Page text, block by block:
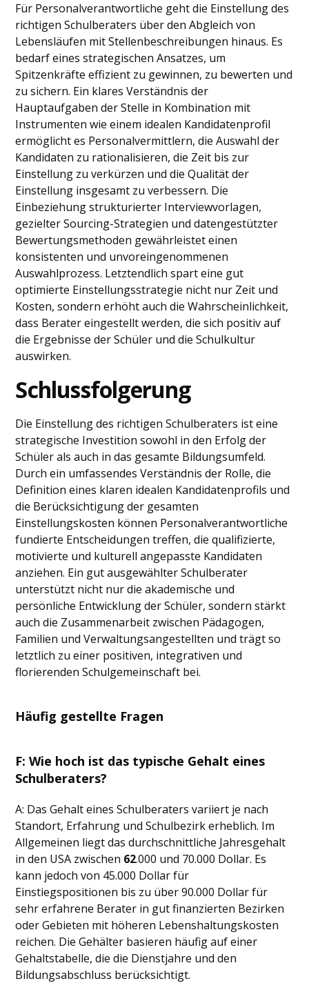
Für Personalverantwortliche geht die Einstellung des
richtigen Schulberaters über den Abgleich von
Lebensläufen mit Stellenbeschreibungen hinaus. Es
bedarf eines strategischen Ansatzes, um
Spitzenkräfte effizient zu gewinnen, zu bewerten und
zu sichern. Ein klares Verständnis der
Hauptaufgaben der Stelle in Kombination mit
Instrumenten wie einem idealen Kandidatenprofil
ermöglicht es Personalvermittlern, die Auswahl der
Kandidaten zu rationalisieren, die Zeit bis zur
Einstellung zu verkürzen und die Qualität der
Einstellung insgesamt zu verbessern. Die
Einbeziehung strukturierter Interviewvorlagen,
gezielter Sourcing-Strategien und datengestützter
Bewertungsmethoden gewährleistet einen
konsistenten und unvoreingenommenen
Auswahlprozess. Letztendlich spart eine gut
optimierte Einstellungsstrategie nicht nur Zeit und
Kosten, sondern erhöht auch die Wahrscheinlichkeit,
dass Berater eingestellt werden, die sich positiv auf
die Ergebnisse der Schüler und die Schulkultur
auswirken.
Schlussfolgerung
Die Einstellung des richtigen Schulberaters ist eine
strategische Investition sowohl in den Erfolg der
Schüler als auch in das gesamte Bildungsumfeld.
Durch ein umfassendes Verständnis der Rolle, die
Definition eines klaren idealen Kandidatenprofils und
die Berücksichtigung der gesamten
Einstellungskosten können Personalverantwortliche
fundierte Entscheidungen treffen, die qualifizierte,
motivierte und kulturell angepasste Kandidaten
anziehen. Ein gut ausgewählter Schulberater
unterstützt nicht nur die akademische und
persönliche Entwicklung der Schüler, sondern stärkt
auch die Zusammenarbeit zwischen Pädagogen,
Familien und Verwaltungsangestellten und trägt so
letztlich zu einer positiven, integrativen und
florierenden Schulgemeinschaft bei.
Häufig gestellte Fragen
F: Wie hoch ist das typische Gehalt eines
Schulberaters?
A: Das Gehalt eines Schulberaters variiert je nach
Standort, Erfahrung und Schulbezirk erheblich. Im
Allgemeinen liegt das durchschnittliche Jahresgehalt
in den USA zwischen 62.000 und 70.000 Dollar. Es
kann jedoch von 45.000 Dollar für
Einstiegspositionen bis zu über 90.000 Dollar für
sehr erfahrene Berater in gut finanzierten Bezirken
oder Gebieten mit höheren Lebenshaltungskosten
reichen. Die Gehälter basieren häufig auf einer
Gehaltstabelle, die die Dienstjahre und den
Bildungsabschluss berücksichtigt.